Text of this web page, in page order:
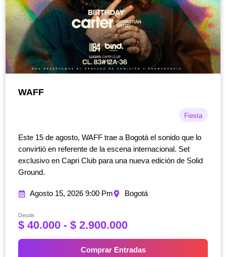
WAFF
Fiesta
Este 15 de agosto, WAFF trae a Bogotá el sonido que lo
convirtió en referente de la escena internacional. Set
exclusivo en Capri Club para una nueva edición de Solid
Ground.
Agosto 15, 2026 9:00 Pm Bogotá
Desde
$40.000 - $2.900.000R
n
Comprar Entradas